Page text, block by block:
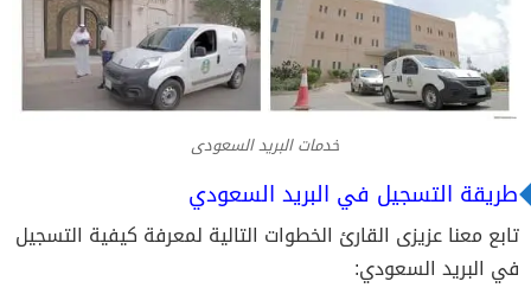
خدمات البريد السعودى
طريقة التسجيل في البريد السعودي
تابع معنا عزيزى القارئ الخطوات التالية لمعرفة كيفية التسجيل
في البريد السعودي: